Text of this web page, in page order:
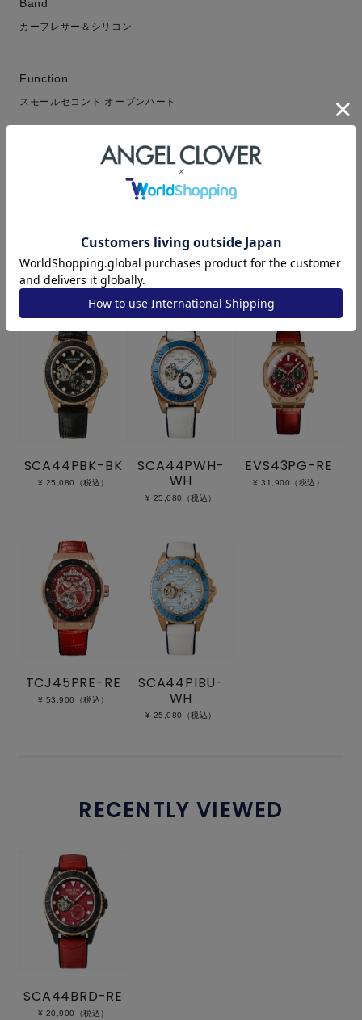
Band
カーフレザー＆シリコン
Function
スモールセコンド オープンハート
RECOMMEND
SCA44PBK-BK
¥ 25,080（税込）
SCA44PWH-
WH
¥ 25,080（税込）
EVS43PG-RE
¥ 31,900（税込）
TCJ45PRE-RE
¥ 53,900（税込）
SCA44PIBU-
WH
¥ 25,080（税込）
RECENTLY VIEWED
SCA44BRD-RE
¥ 20,900（税込）